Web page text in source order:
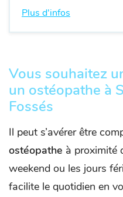
Plus d'infos
Vous souhaitez
un ostéopathe à
Fossés
Il peut s’avérer être
ostéopathe à proximité
weekend ou les jours
facilite le quotidien en